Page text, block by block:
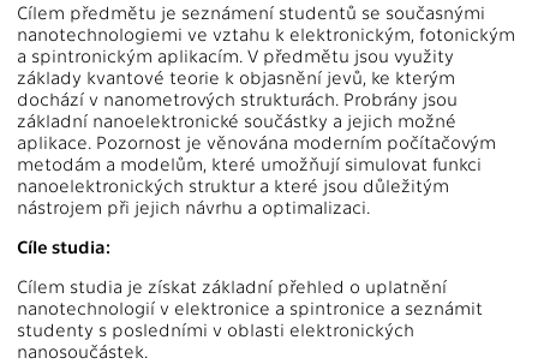
Cílem předmětu je seznámení studentů se současnými
nanotechnologiemi ve vztahu k elektronickým, fotonickým
a spintronickým aplikacím. V předmětu jsou využity
základy kvantové teorie k objasnění jevů, ke kterým
dochází v nanometrových strukturách. Probrány jsou
základní nanoelektronické součástky a jejich možné
aplikace. Pozornost je věnována moderním počítačovým
metodám a modelům, které umožňují simulovat funkci
nanoelektronických struktur a které jsou důležitým
nástrojem při jejich návrhu a optimalizaci.
Cíle studia:
Cílem studia je získat základní přehled o uplatnění
nanotechnologií v elektronice a spintronice a seznámit
studenty s posledními v oblasti elektronických
nanosoučástek.